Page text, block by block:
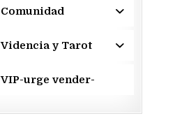
Comunidad
Videncia y Tarot
VIP-urge vender-